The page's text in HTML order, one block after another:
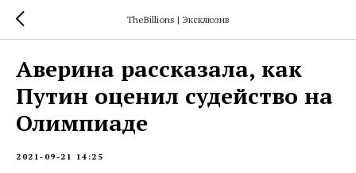
TheBillions | Эксклюзив
Аверина рассказала, как
Путин оценил судейство на
Олимпиаде
2021-09-21 14:25